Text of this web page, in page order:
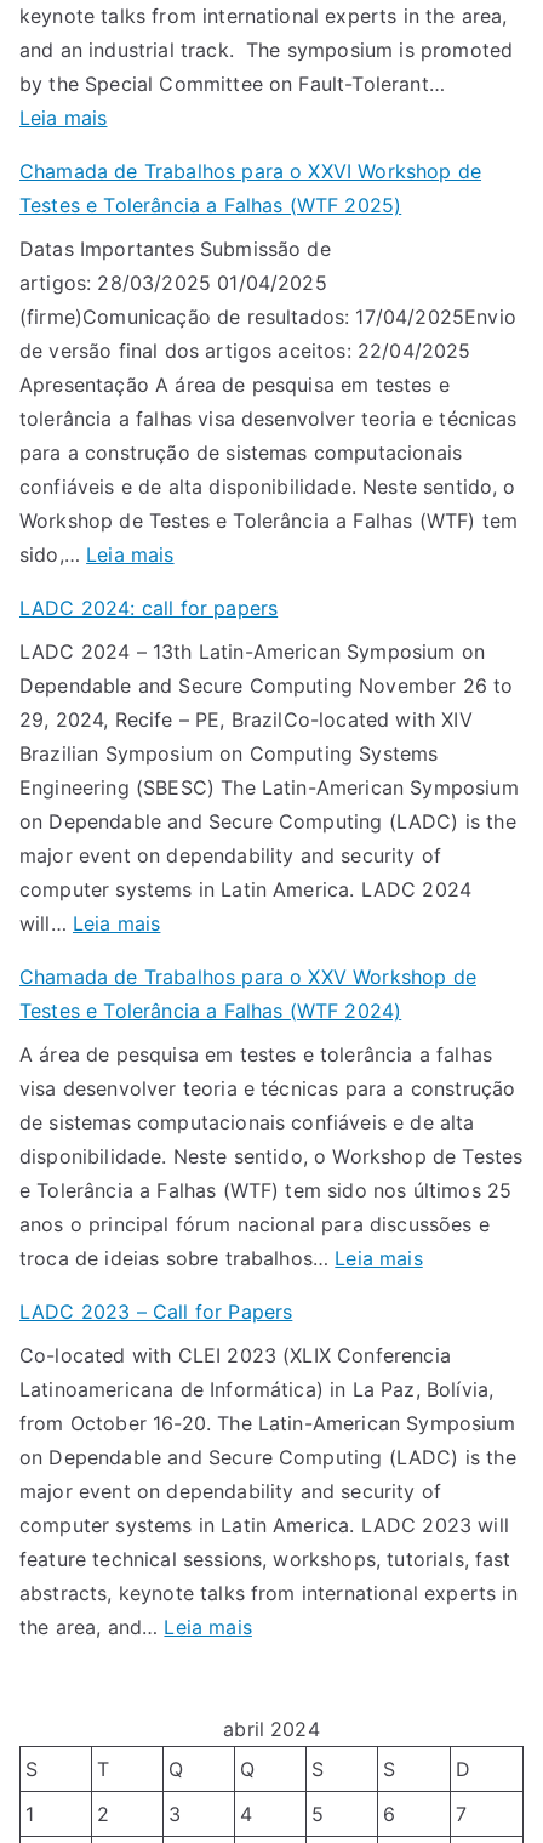
keynote talks from international experts in the area,
and an industrial track. The symposium is promoted
by the Special Committee on Fault-Tolerant…
Leia mais:
A
D
C
2
0
2
5
:
c
a
l
l
r
p
a
p
e
r
s
Chamada de Trabalhos para o XXVI Workshop de
Testes e Tolerância a Falhas (WTF 2025)
Datas Importantes Submissão de
artigos: 28/03/2025 01/04/2025
(firme)Comunicação de resultados: 17/04/2025Envio
de versão final dos artigos aceitos: 22/04/2025
Apresentação A área de pesquisa em testes e
tolerância a falhas visa desenvolver teoria e técnicas
para a construção de sistemas computacionais
confiáveis e de alta disponibilidade. Neste sentido, o
Workshop de Testes e Tolerância a Falhas (WTF) tem
sido,… Leia mais:
h
a
m
a
d
a
d
e
T
l
o
s
p
a
r
a
X
X
V
I
W
o
r
k
s
p
d
e
LADC 2024: call for papers
LADC 2024 – 13th Latin-American Symposium on
Dependable and Secure Computing November 26 to
29, 2024, Recife – PE, BrazilCo-located with XIV
Brazilian Symposium on Computing Systems
Engineering (SBESC) The Latin-American Symposium
on Dependable and Secure Computing (LADC) is the
major event on dependability and security of
computer systems in Latin America. LADC 2024
will… Leia mais:
A
D
C
2
0
2
4
:
c
l
f
o
r
p
a
p
e
r
Chamada de Trabalhos para o XXV Workshop de
Testes e Tolerância a Falhas (WTF 2024)
A área de pesquisa em testes e tolerância a falhas
visa desenvolver teoria e técnicas para a construção
de sistemas computacionais confiáveis e de alta
disponibilidade. Neste sentido, o Workshop de Testes
e Tolerância a Falhas (WTF) tem sido nos últimos 25
anos o principal fórum nacional para discussões e
troca de ideias sobre trabalhos… Leia mais:
a
m
a
d
a
d
e
T
o
LADC 2023 – Call for Papers
Co-located with CLEI 2023 (XLIX Conferencia
Latinoamericana de Informática) in La Paz, Bolívia,
from October 16-20. The Latin-American Symposium
on Dependable and Secure Computing (LADC) is the
major event on dependability and security of
computer systems in Latin America. LADC 2023 will
feature technical sessions, workshops, tutorials, fast
abstracts, keynote talks from international experts in
the area, and… Leia mais:
D
C
2
0
abril 2024
S
T Q Q S S
D
1
2 3 4 5 6 7